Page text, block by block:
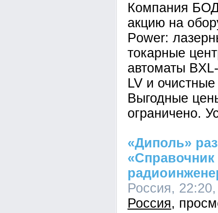
Компания
акцию на
Power:
токарные
автоматы
LV и
Выгодные
ограничено.
«Диполь»
«Справочник
Россия,
Россия